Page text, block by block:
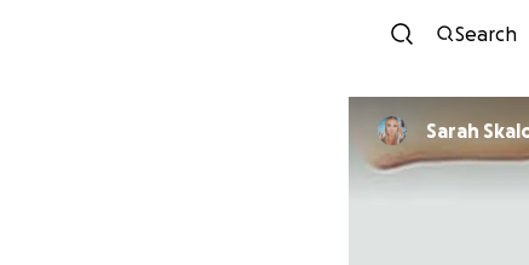
Search
Sarah